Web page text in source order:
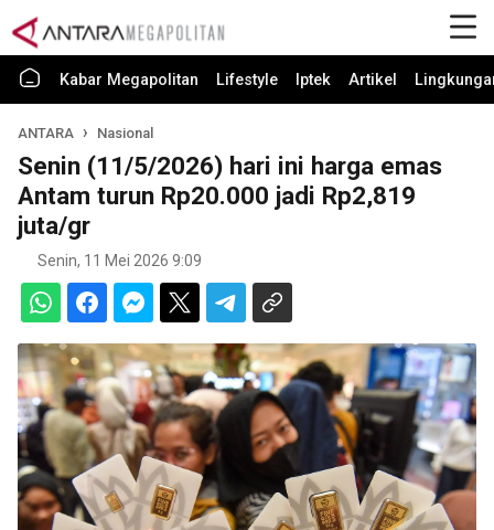
Kabar Megapolitan Lifestyle Iptek Artikel
ANTARA Nasional
Senin (11/5/2026) hari ini harga emas
Antam turun Rp20.000 jadi Rp2,819
juta/gr
Senin, 11 Mei 2026 9:09